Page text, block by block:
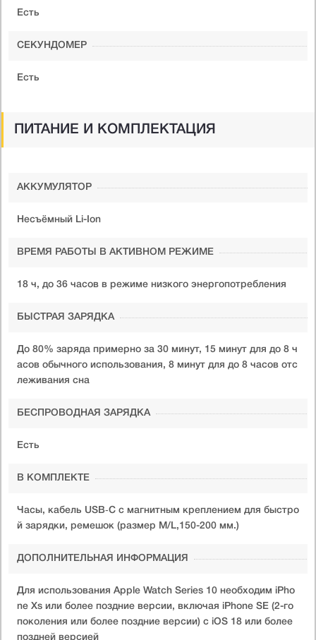
Есть
СЕКУНДОМЕР
Есть
ПИТАНИЕ И КОМПЛЕКТАЦИЯ
АККУМУЛЯТОР
Несъёмный Li-Ion
ВРЕМЯ РАБОТЫ В АКТИВНОМ РЕЖИМЕ
18 ч, до 36 часов в режиме низкого энергопотребления
БЫСТРАЯ ЗАРЯДКА
До 80% заряда примерно за 30 минут, 15 минут для до 8 ч
асов обычного использования, 8 минут для до 8 часов отс
леживания сна
БЕСПРОВОДНАЯ ЗАРЯДКА
Есть
В КОМПЛЕКТЕ
Часы, кабель USB‑C с магнитным креплением для быстро
й зарядки, ремешок (размер M/L,150-200 мм.)
ДОПОЛНИТЕЛЬНАЯ ИНФОРМАЦИЯ
Для использования Apple Watch Series 10 необходим iPho
ne Xs или более поздние версии, включая iPhone SE (2-го
поколения или более поздние версии) с iOS 18 или более
поздней версией